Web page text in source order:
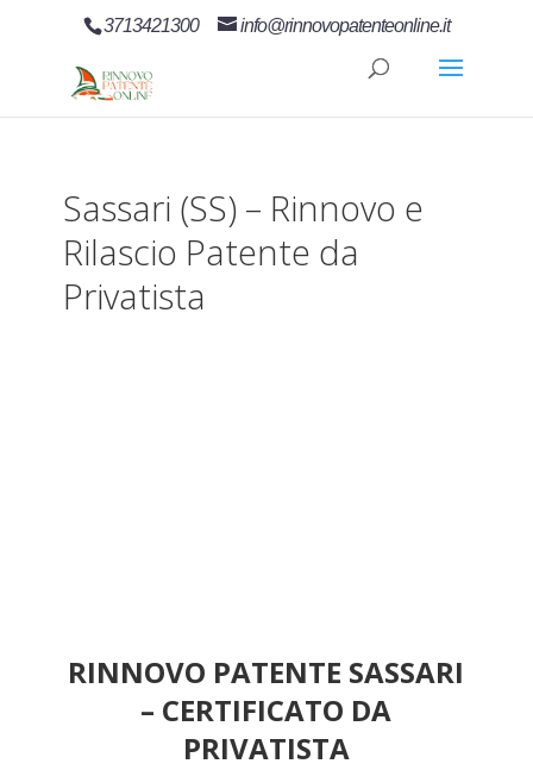
3713421300 info@rinnovopatenteonline.it
Sassari (SS) – Rinnovo e
Rilascio Patente da
Privatista
RINNOVO PATENTE SASSARI
– CERTIFICATO DA
PRIVATISTA